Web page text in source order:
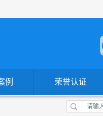
例 荣誉认证